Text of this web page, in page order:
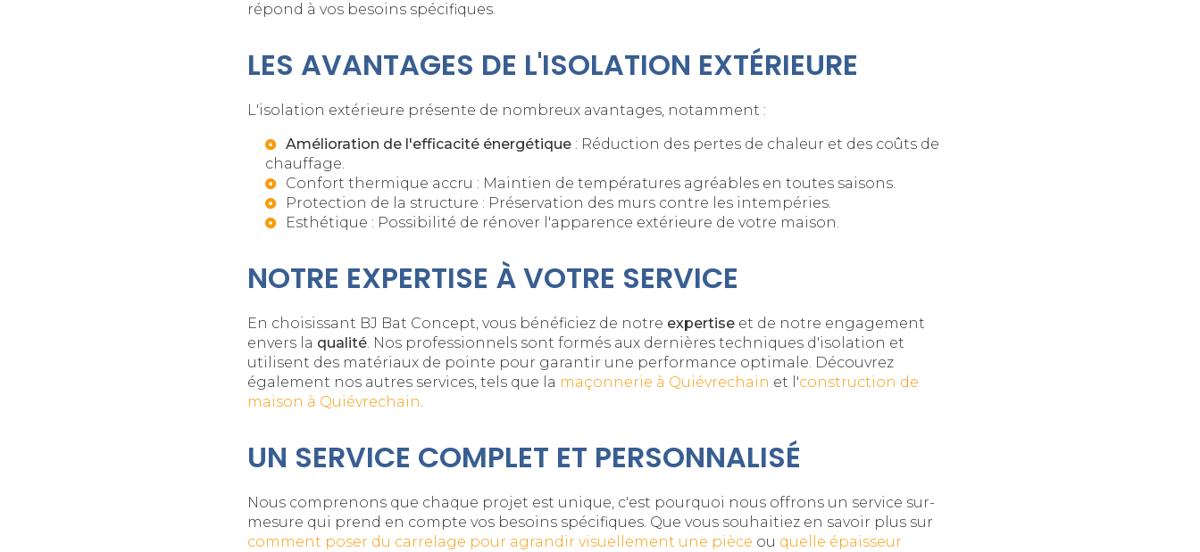
répond à vos besoins spécifiques.
LES AVANTAGES DE L'ISOLATION EXTÉRIEURE
L'isolation extérieure présente de nombreux avantages, notamment :
Amélioration de l'efficacité énergétique : Réduction des pertes de chaleur et des coûts de
chauffage.
Confort thermique accru : Maintien de températures agréables en toutes saisons.
Protection de la structure : Préservation des murs contre les intempéries.
Esthétique : Possibilité de rénover l'apparence extérieure de votre maison.
NOTRE EXPERTISE À VOTRE SERVICE
En choisissant BJ Bat Concept, vous bénéficiez de notre expertise et de notre engagement
envers la qualité. Nos professionnels sont formés aux dernières techniques d'isolation et
utilisent des matériaux de pointe pour garantir une performance optimale. Découvrez
également nos autres services, tels que la maçonnerie à Quiévrechain et l'construction de
maison à Quiévrechain.
UN SERVICE COMPLET ET PERSONNALISÉ
Nous comprenons que chaque projet est unique, c'est pourquoi nous offrons un service sur-
mesure qui prend en compte vos besoins spécifiques. Que vous souhaitiez en savoir plus sur
comment poser du carrelage pour agrandir visuellement une pièce ou quelle épaisseur